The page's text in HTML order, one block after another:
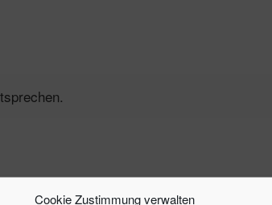
Cookie Zustimmung verwalten